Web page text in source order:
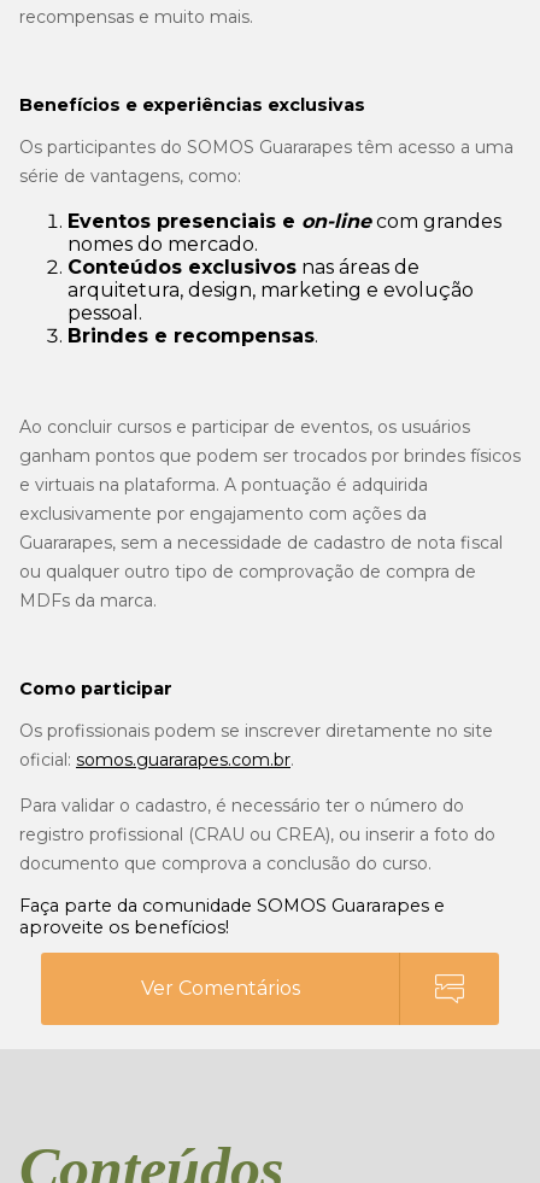
recompensas e muito mais.
Benefícios e experiências exclusivas
Os participantes do SOMOS Guararapes têm acesso a uma
série de vantagens, como:
Eventos presenciais e on-line com grandes
nomes do mercado.
Conteúdos exclusivos nas áreas de
arquitetura, design, marketing e evolução
pessoal.
Brindes e recompensas.
Ao concluir cursos e participar de eventos, os usuários
ganham pontos que podem ser trocados por brindes físicos
e virtuais na plataforma. A pontuação é adquirida
exclusivamente por engajamento com ações da
Guararapes, sem a necessidade de cadastro de nota fiscal
ou qualquer outro tipo de comprovação de compra de
MDFs da marca.
Como participar
Os profissionais podem se inscrever diretamente no site
oficial: somos.guararapes.com.br.
Para validar o cadastro, é necessário ter o número do
registro profissional (CRAU ou CREA), ou inserir a foto do
documento que comprova a conclusão do curso.
Faça parte da comunidade SOMOS Guararapes e
aproveite os benefícios!
Ver Comentários
Conteúdos